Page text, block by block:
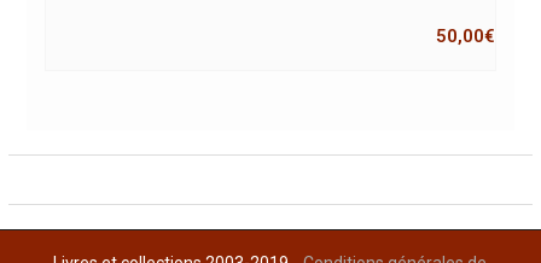
50,00€